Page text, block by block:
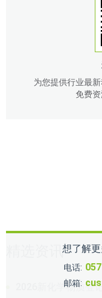
为您提供行业最
免费资
想了解
电话:
邮箱:
精选资讯
2026新化学物质登记办法修订解